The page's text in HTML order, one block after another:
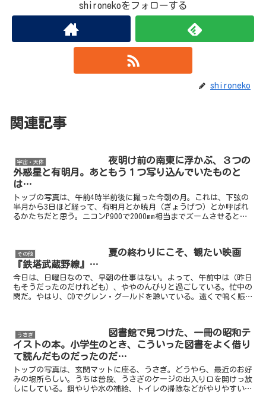
shironekoをフォローする
shironeko
関連記事
宇宙・天体
夜明け前の南東に浮かぶ、３つの
外惑星と有明月。あともう１つ写り込んでいたものと
は…
トップの写真は、午前4時半前後に撮った今朝の月。これは、下弦の
半月から3日ほど経って、有明月とか暁月（ぎょうげつ）とか呼ばれ
るかたちだと思う。ニコンP900で2000mm相当までズームさせると、
その他
夏の終わりにこそ、観たい映画
『鉄塔武蔵野線』…
今日は、日曜日なので、早朝の仕事はない。よって、午前中は（昨日
もそうだったのだけれども）、ややのんびりと過ごしている。忙中の
閑だ。やはり、CDでグレン・グールドを聴いている。遠くで鳴く賑
うさぎ
図書館で見つけた、一冊の昭和テ
イストの本。小学生のとき、こういった図書をよく借り
て読んだものだったのだ…
トップの写真は、玄関マットに座る、うさぎ。どうやら、最近のお好
みの場所らしい。うちは普段、うさぎのケージの出入り口を開けっ放
しにしている。餌やりや水の補給、トイレの掃除などがやりやすいか